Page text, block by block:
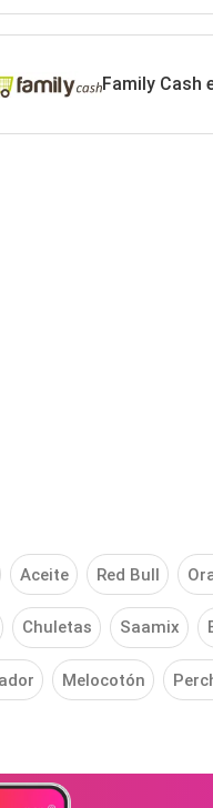
Family Cash
Aceite Red Bull
Chuletas Saamix
Melocotón